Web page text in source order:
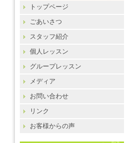
トップページ
ごあいさつ
スタッフ紹介
個人レッスン
グループレッスン
メディア
お問い合わせ
リンク
お客様からの声